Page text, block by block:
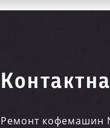
Ремонт кофемашин